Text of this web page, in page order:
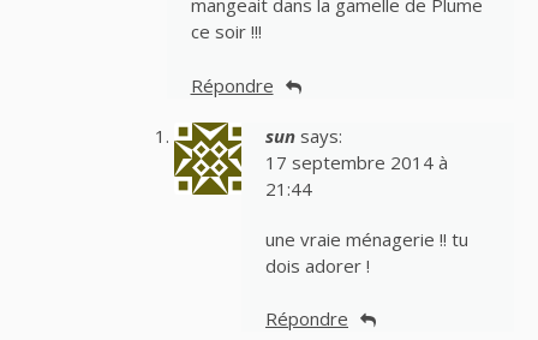
mangeait dans la gamelle de Plume
ce soir !!!
Répondre
sun says:
17 septembre 2014 à
21:44
une vraie ménagerie !! tu
dois adorer !
Répondre